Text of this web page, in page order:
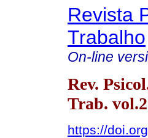
Revista
Trabalho
On-line
Rev.
Trab.
https://